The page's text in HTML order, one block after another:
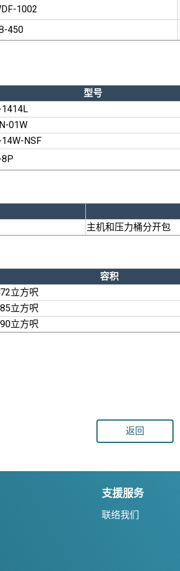
1002
450
型号
1414L
01W
14W-NSF
8P
主机和压力桶分开包
容积
立方呎
立方呎
立方呎
返回
支援服务
联络我们